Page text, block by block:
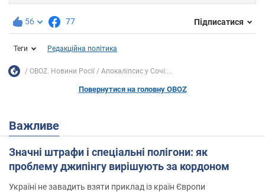
56 77 Підписатися
Теги Редакційна політика
OBOZ. Новини Росії Апокаліпсис у Сочі:...
Повернутися на головну OBOZ
Важливе
Значні штрафи і спеціальні полігони: як
проблему джипінгу вирішують за кордоном
Україні не завадить взяти приклад із країн Європи